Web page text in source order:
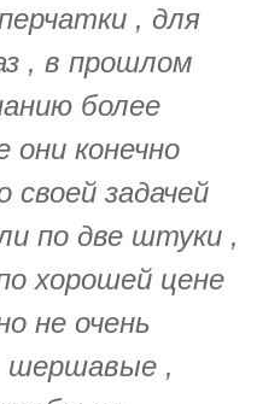
, для
, в прошлом
более
они конечно
своей задачей
по две штуки ,
хорошей цене
не очень
шершавые ,